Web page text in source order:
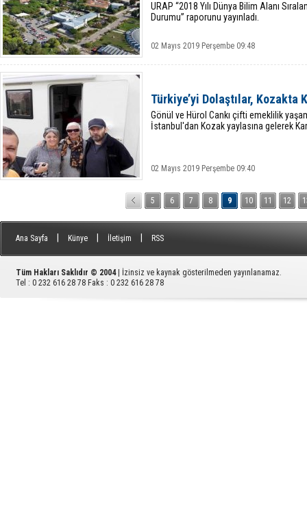
URAP “2018 Yılı Dünya Bilim Alanı
Durumu” raporunu yayınladı.
02 Mayıs 2019 Perşembe 09:48
Türkiye’yi Dolaştılar, Kozakta
Gönül ve Hürol Cankı çifti emeklilik
İstanbul'dan Kozak yaylasına gelerek
02 Mayıs 2019 Perşembe 09:40
5 6 7 8 9 10 11 12
Ana Sayfa Künye İletişim RSS
Tüm Hakları Saklıdır © 2004
| İzinsiz ve kaynak gösterilmeden yayınlanamaz.
Tel : 0 232 616 28 78 Faks : 0 232 616 28 78